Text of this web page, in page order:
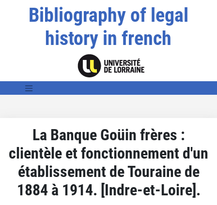
Bibliography of legal
history in french
La Banque Goüin frères :
clientèle et fonctionnement d'un
établissement de Touraine de
1884 à 1914. [Indre-et-Loire].